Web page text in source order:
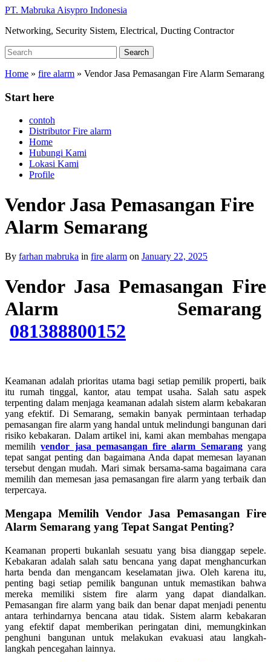
Skip
main
PT. Mabruka Aisypro Indonesia
Networking, Security Sistem, Electrical, Ducting Contractor
Search
for:
Search
Home » fire alarm » Vendor Jasa Pemasangan Fire Alarm Semarang
Start here
contoh
Distributor Fire alarm
Home
Hubungi Kami
Lokasi Kami
Profile
Vendor Jasa Pemasangan Fire
Alarm Semarang
By farhan mabruka in fire alarm on January 22, 2025
Vendor Jasa Pemasangan Fire
Alarm Semarang
081388800152
Keamanan adalah prioritas utama bagi setiap pemilik properti, baik
itu rumah tinggal, kantor, atau tempat usaha. Salah satu aspek
terpenting dalam menjaga keamanan adalah sistem alarm kebakaran
yang efektif. Di Semarang, semakin banyak permintaan terhadap
pemasangan fire alarm yang handal untuk melindungi bangunan dari
risiko kebakaran. Dalam artikel ini, kami akan membahas mengapa
memilihvendor jasa pemasangan fire alarm Semarangyang
tepat sangat penting dan bagaimana Anda dapat memesan layanan
tersebut dengan mudah. Mari simak bersama-sama bagaimana cara
memilih dan memesan jasa pemasangan fire alarm yang terbaik dan
terpercaya.
Mengapa Memilih Vendor Jasa Pemasangan Fire
Alarm Semarang yang Tepat Sangat Penting?
Keamanan properti bukanlah sesuatu yang bisa dianggap sepele.
Kebakaran adalah salah satu bencana yang dapat menghancurkan
harta benda dan mengancam keselamatan jiwa. Oleh karena itu,
penting bagi setiap pemilik bangunan untuk memastikan bahwa
mereka memiliki sistem fire alarm yang dapat diandalkan.
Pemasangan fire alarm yang baik dan benar dapat menjadi penentu
antara terhindarnya bencana atau tidak. Sistem alarm kebakaran
yang efektif dapat memberikan peringatan dini, memungkinkan
penghuni bangunan untuk melakukan evakuasi atau langkah-
langkah pencegahan lainnya.